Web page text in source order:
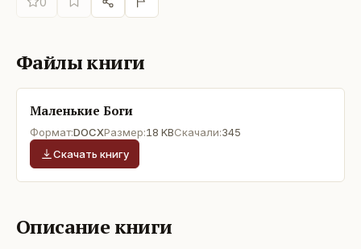
Файлы книги
Маленькие Боги
Формат:DOCXРазмер:18 KBСкачали:345
Скачать книгу
Описание книги